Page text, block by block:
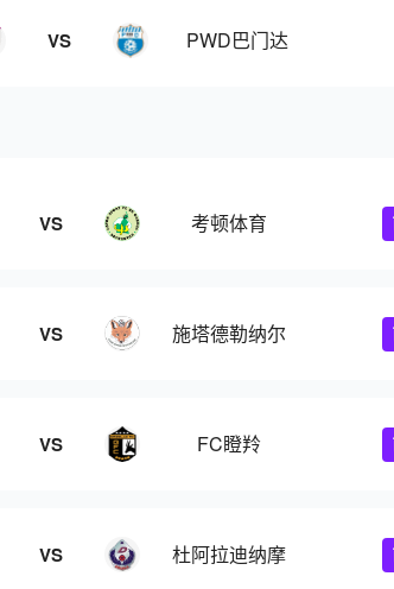
VS PWD巴门达
VS 考顿体育
VS 施塔德勒纳尔
VS FC瞪羚
VS 杜阿拉迪纳摩